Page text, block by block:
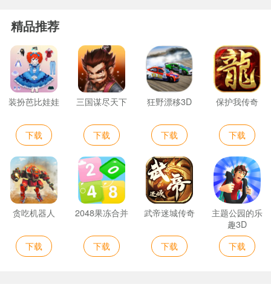
精品推荐
装扮芭比娃娃
下载
三国谋尽天下
下载
狂野漂移3D
下载
保护我传奇
下载
贪吃机器人
下载
2048果冻合并
下载
武帝迷城传奇
下载
主题公园的乐
趣3D
下载